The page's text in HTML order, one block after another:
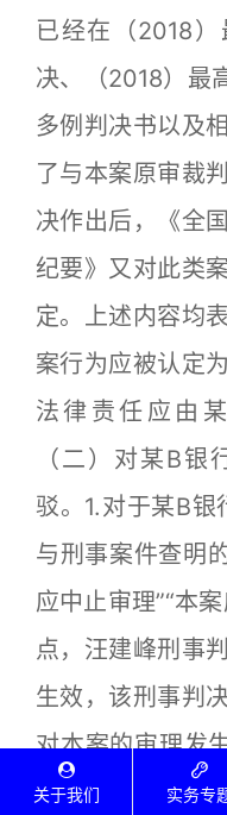
已经在（2018
决、（2018）最
多例判决书以及
了与本案原审裁
决作出后，《全
纪要》又对此类
定。上述内容均
案行为应被认定
法律责任应由
（二）对某B银
驳。1.对于某B银
与刑事案件查明
应中止审理”“本
点，汪建峰刑事
生效，该刑事判
对本案的审理发
交的涉案协议、
关于我们 实务专